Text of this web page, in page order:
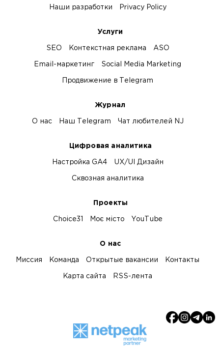
Наши разработки Privacy Policy
Услуги
SEO Контекстная реклама ASO
Email-маркетинг Social Media Marketing
Продвижение в Telegram
Журнал
О нас Наш Telegram Чат любителей NJ
Цифровая аналитика
Настройка GA4 UX/UI Дизайн
Сквозная аналитика
Проекты
Choice31 Моє місто YouTube
О нас
Миссия Команда Открытые вакансии Контакты
Карта сайта RSS-лента